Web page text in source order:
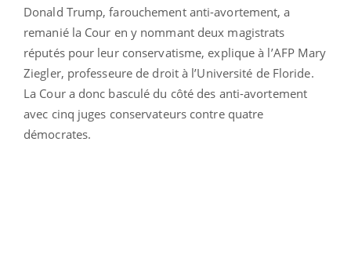
Donald Trump, farouchement anti-avortement, a
remanié la Cour en y nommant deux magistrats
réputés pour leur conservatisme, explique à l’AFP Mary
Ziegler, professeure de droit à l’Université de Floride.
La Cour a donc basculé du côté des anti-avortement
avec cinq juges conservateurs contre quatre
démocrates.